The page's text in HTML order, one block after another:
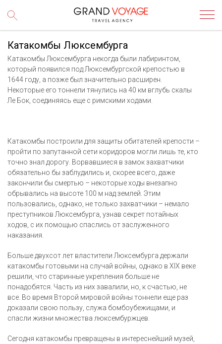
Катакомбы Люксембурга
Катакомбы Люксембурга некогда были лабиринтом,
который появился под Люксембургской крепостью в
1644 году, а позже был значительно расширен.
Некоторые его тоннели тянулись на 40 км вглубь скалы
Ле Бок, соединяясь еще с римскими ходами.
Катакомбы построили для защиты обитателей крепости –
пройти по запутанной сети коридоров могли лишь те, кто
точно знал дорогу. Ворвавшиеся в замок захватчики
обязательно бы заблудились и, скорее всего, даже
закончили бы смертью – некоторые ходы внезапно
обрывались на высоте 100 м над землей. Этим
пользовались, однако, не только захватчики – немало
преступников Люксембурга, узнав секрет потайных
ходов, с их помощью спаслись от заслуженного
наказания.
Больше двухсот лет властители Люксембурга держали
катакомбы готовыми на случай войны, однако в XIX веке
решили, что старинные укрепления больше не
понадобятся. Часть из них завалили, но, к счастью, не
все. Во время Второй мировой войны тоннели еще раз
доказали свою пользу, служа бомбоубежищами, и
спасли жизни множества люксембуржцев.
Сегодня катакомбы превращены в интереснейший музей,